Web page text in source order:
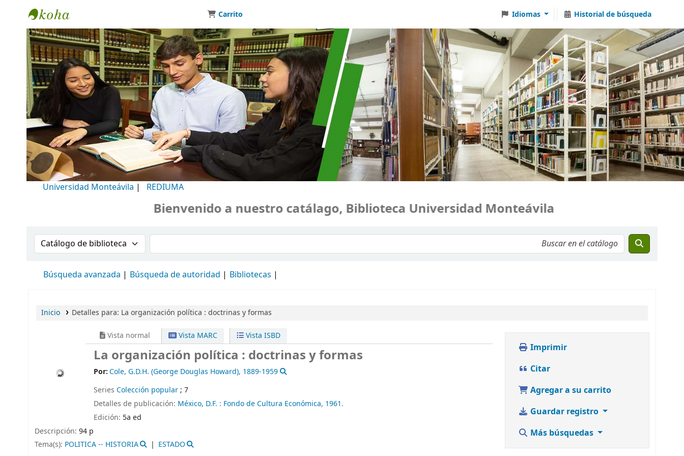
Biblioteca Universidad Monteávila
Carrito Idiomas Historial de búsqueda
Universidad Monteávila | REDIUMA
Bienvenido a nuestro catálago, Biblioteca Universidad Monteávila
Buscar en el catálogo por:Buscar en el catálogo
Búsqueda avanzada Búsqueda de autoridad Bibliotecas
Inicio Detalles para: La organización política : doctrinas y formas
Vista normal Vista MARC Vista ISBD
La organización política : doctrinas y formas
Por:Cole, G.D.H. (George Douglas Howard), 1889-1959
Series Colección popular; 7
Detalles de publicación: México, D.F. : Fondo de Cultura Económica, 1961.
Edición: 5a ed
Descripción: 94 p
Tema(s): POLITICA -- HISTORIA ESTADO
Imprimir
Citar
Agregar a su carrito
Guardar registro
Más búsquedas